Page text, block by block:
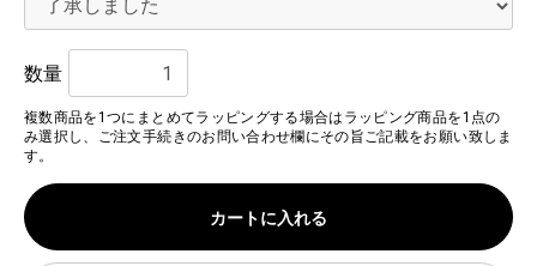
数量
複数商品を1つにまとめてラッピングする場合はラッピング商品を1点の
み選択し、ご注文手続きのお問い合わせ欄にその旨ご記載をお願い致しま
す。
カートに入れる